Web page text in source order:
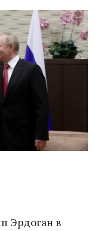
Эрдоган в